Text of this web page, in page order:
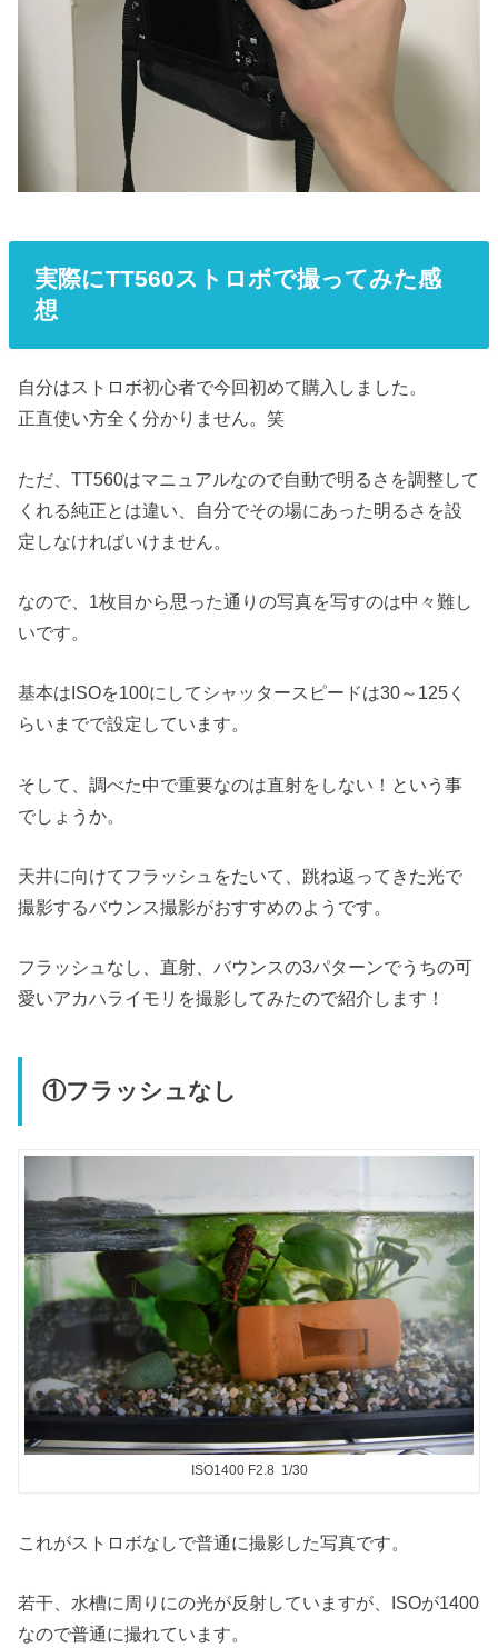
実際にTT560ストロボで撮ってみた感
想
自分はストロボ初心者で今回初めて購入しました。
正直使い方全く分かりません。笑
ただ、TT560はマニュアルなので自動で明るさを調整して
くれる純正とは違い、自分でその場にあった明るさを設
定しなければいけません。
なので、1枚目から思った通りの写真を写すのは中々難し
いです。
基本はISOを100にしてシャッタースピードは30～125く
らいまでで設定しています。
そして、調べた中で重要なのは直射をしない！という事
でしょうか。
天井に向けてフラッシュをたいて、跳ね返ってきた光で
撮影するバウンス撮影がおすすめのようです。
フラッシュなし、直射、バウンスの3パターンでうちの可
愛いアカハライモリを撮影してみたので紹介します！
①フラッシュなし
ISO1400 F2.8 1/30
これがストロボなしで普通に撮影した写真です。
若干、水槽に周りにの光が反射していますが、ISOが1400
なので普通に撮れています。